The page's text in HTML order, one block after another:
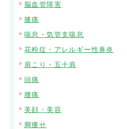
脳血管障害
膝痛
喘息・気管支喘息
花粉症・アレルギー性鼻炎
肩こり・五十肩
頭痛
腰痛
美顔・美容
脚痩せ